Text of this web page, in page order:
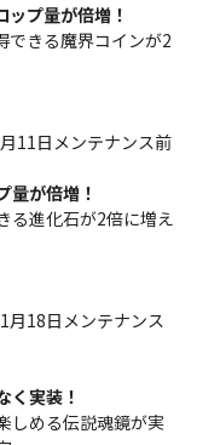
プ量が倍増！
できる魔界コインが2
11日メンテナンス前
量が倍増！
る進化石が2倍に増え
月18日メンテナンス
く実装！
しめる伝説魂鏡が実